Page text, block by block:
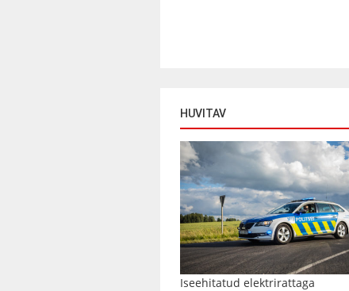
HUVITAV
Iseehitatud elektrirattaga